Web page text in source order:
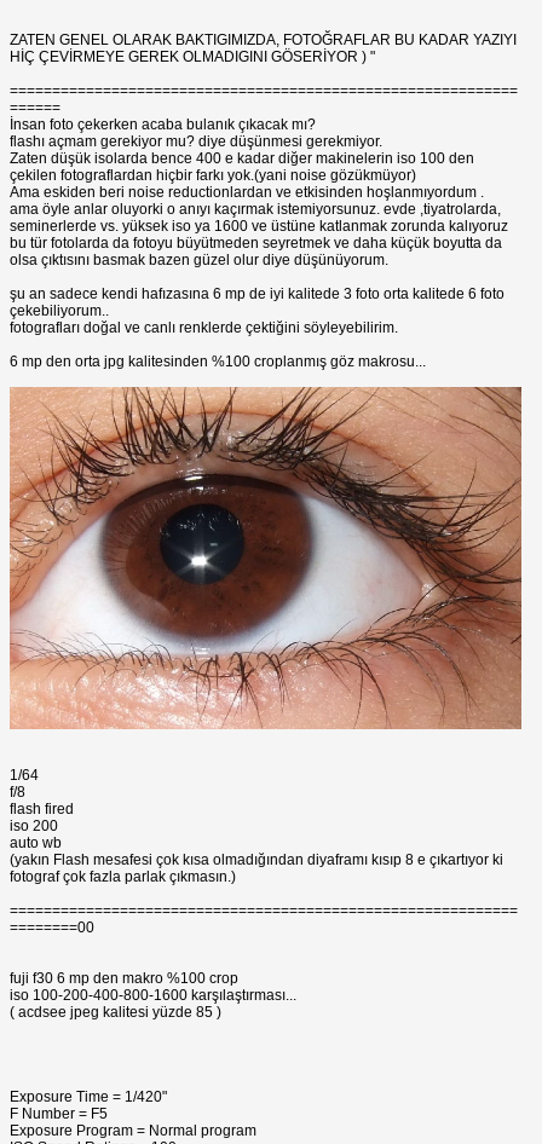
ZATEN GENEL OLARAK BAKTIGIMIZDA, FOTOĞRAFLAR BU KADAR YAZIYI
HİÇ ÇEVİRMEYE GEREK OLMADIGINI GÖSERİYOR ) "
============================================================
======
İnsan foto çekerken acaba bulanık çıkacak mı?
flashı açmam gerekiyor mu? diye düşünmesi gerekmiyor.
Zaten düşük isolarda bence 400 e kadar diğer makinelerin iso 100 den
çekilen fotograflardan hiçbir farkı yok.(yani noise gözükmüyor)
Ama eskiden beri noise reductionlardan ve etkisinden hoşlanmıyordum .
ama öyle anlar oluyorki o anıyı kaçırmak istemiyorsunuz. evde ,tiyatrolarda,
seminerlerde vs. yüksek iso ya 1600 ve üstüne katlanmak zorunda kalıyoruz
bu tür fotolarda da fotoyu büyütmeden seyretmek ve daha küçük boyutta da
olsa çıktısını basmak bazen güzel olur diye düşünüyorum.
şu an sadece kendi hafızasına 6 mp de iyi kalitede 3 foto orta kalitede 6 foto
çekebiliyorum..
fotografları doğal ve canlı renklerde çektiğini söyleyebilirim.
6 mp den orta jpg kalitesinden %100 croplanmış göz makrosu...
1/64
f/8
flash fired
iso 200
auto wb
(yakın Flash mesafesi çok kısa olmadığından diyaframı kısıp 8 e çıkartıyor ki
fotograf çok fazla parlak çıkmasın.)
============================================================
========00
fuji f30 6 mp den makro %100 crop
iso 100-200-400-800-1600 karşılaştırması...
( acdsee jpeg kalitesi yüzde 85 )
Exposure Time = 1/420"
F Number = F5
Exposure Program = Normal program